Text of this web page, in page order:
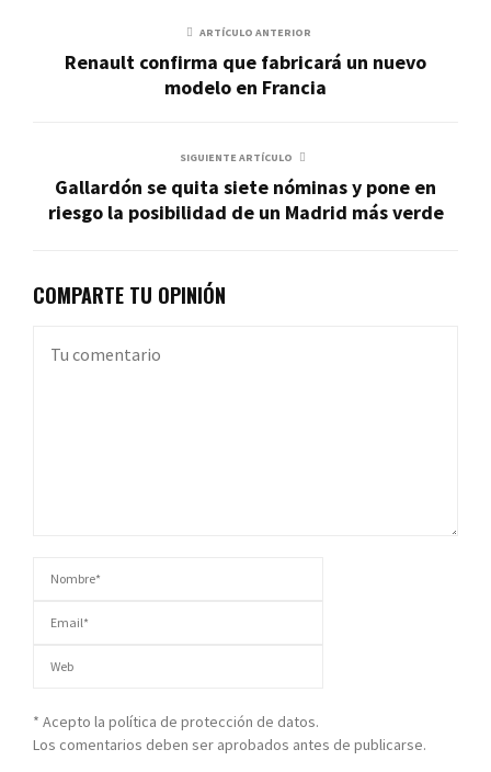
ARTÍCULO ANTERIOR
Renault confirma que fabricará un nuevo
modelo en Francia
SIGUIENTE ARTÍCULO
Gallardón se quita siete nóminas y pone en
riesgo la posibilidad de un Madrid más verde
COMPARTE TU OPINIÓN
* Acepto la política de protección de datos.
Los comentarios deben ser aprobados antes de publicarse.